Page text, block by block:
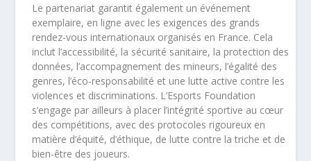
Le partenariat garantit également un événement
exemplaire, en ligne avec les exigences des grands
rendez-vous internationaux organisés en France. Cela
inclut l’accessibilité, la sécurité sanitaire, la protection des
données, l’accompagnement des mineurs, l’égalité des
genres, l’éco-responsabilité et une lutte active contre les
violences et discriminations. L’Esports Foundation
s’engage par ailleurs à placer l’intégrité sportive au cœur
des compétitions, avec des protocoles rigoureux en
matière d’équité, d’éthique, de lutte contre la triche et de
bien-être des joueurs.